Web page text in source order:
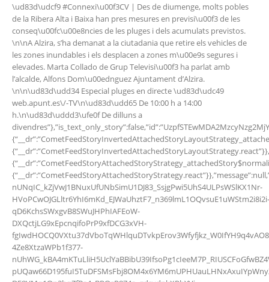
\ud83d\udcf9 #Connexi\u00f3CV | Des de diumenge, molts pobles
de la Ribera Alta i Baixa han pres mesures en previsi\u00f3 de les
conseq\u00fc\u00e8ncies de les pluges i dels acumulats previstos.
\n\nA Alzira, s’ha demanat a la ciutadania que retire els vehicles de
les zones inundables i els desplacen a zones m\u00e9s segures i
elevades. Marta Collado de Grup Televisi\u00f3 ha parlat amb
l’alcalde, Alfons Dom\u00ednguez Ajuntament d’Alzira.
\n\n\ud83d\udd34 Especial pluges en directe \ud83d\udc49
web.apunt.es\/-TV\n\ud83d\udd65 De 10:00 h a 14:00
h.\n\ud83d\uddd3\ufe0f De dilluns a
nUNqIC_kZjVwJ1BNuxUfUNbSimU1DJ83_SsjgPwi5UhS4ULPsWSlKX1Nr-
HVoPCwOJGLltr6YhI6mKd_EJWaUhztF7_n369lmL1OQvsuE1uWStm2i8i2i-
qD6KchsSWxgvB8SWuJHPhIAFEoW-
DXQctjLG9xEpcnqifoPrP9xfDCG3xVH-
4Ze8XtzaWPb1f377-